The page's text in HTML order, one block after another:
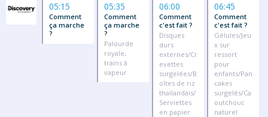
05:15
Comment
ça marche
?
05:35
Comment
ça marche
?
Palourde
royale,
trains à
vapeur
06:00
Comment
c'est fait ?
Disques
durs
externes/Cr
evettes
surgelées/B
oîtes de riz
thaïlandais/
Serviettes
en papier
06:45
Comment
c'est fait ?
Gélules/Jeu
x sur
ressort
pour
enfants/Pan
cakes
surgelés/Ca
outchouc
naturel